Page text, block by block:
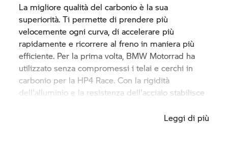
La migliore qualità del carbonio è la sua
superiorità. Ti permette di prendere più
velocemente ogni curva, di accelerare più
rapidamente e ricorrere al freno in maniera più
efficiente. Per la prima volta, BMW Motorrad ha
utilizzato senza compromessi i telai e cerchi in
carbonio per la HP4 Race. Con la rigidità
dell'alluminio e la resistenza dell'acciaio stabilisce
Leggi di più